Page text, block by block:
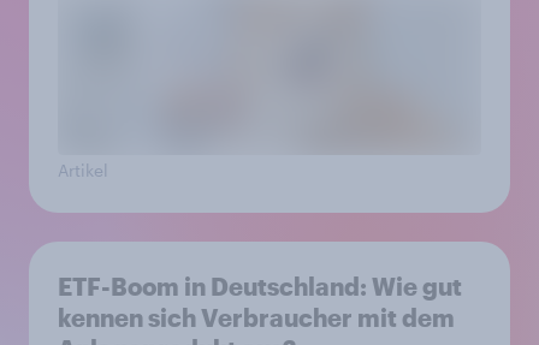
Artikel
ETF-Boom in Deutschland: Wie gut
kennen sich Verbraucher mit dem